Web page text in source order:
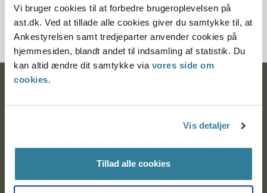
Vi bruger cookies til at forbedre brugeroplevelsen på
ast.dk. Ved at tillade alle cookies giver du samtykke til, at
Ankestyrelsen samt tredjeparter anvender cookies på
hjemmesiden, blandt andet til indsamling af statistik. Du
kan altid ændre dit samtykke via vores side om
cookies.
Vis detaljer
Tillad alle cookies
1835-86